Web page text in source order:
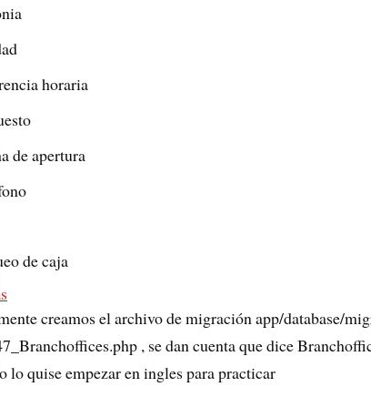
horaria
de apertura
de caja
creamos el archivo de migración app/database/
, se dan cuenta que dice
lo quise empezar en ingles para practicar